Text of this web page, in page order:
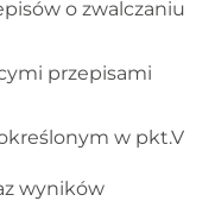
o zwalczaniu
przepisami
w pkt.V
wyników